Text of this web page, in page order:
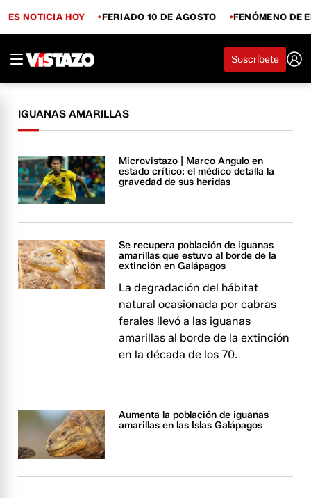
ES NOTICIA HOY FERIADO 10 DE AGOSTO FENÓMENO DE
Suscríbete
IGUANAS AMARILLAS
Microvistazo | Marco Angulo en
estado crítico: el médico detalla la
gravedad de sus heridas
Se recupera población de iguanas
amarillas que estuvo al borde de la
extinción en Galápagos
La degradación del hábitat
natural ocasionada por cabras
ferales llevó a las iguanas
amarillas al borde de la extinción
en la década de los 70.
Aumenta la población de iguanas
amarillas en las Islas Galápagos